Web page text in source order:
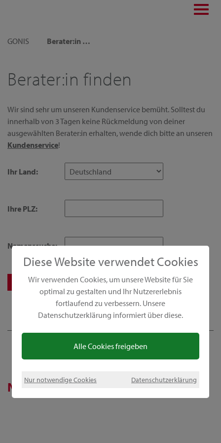
Diese Website verwendet Cookies
Wir verwenden Cookies, um unsere Website für Sie
optimal zu gestalten und Ihr Nutzererlebnis
fortlaufend zu verbessern. Unsere
Datenschutzerklärung informiert über diese.
Alle Cookies freigeben
Nur notwendige Cookies Datenschutzerklärung
GONIS
Berater:in finden
Berater:in finden
Wir sind sehr um unseren Kundenservice bemüht. Solltest du
innerhalb von 3 Tagen keine Rückmeldung von deiner
ausgewählten Berater:in erhalten, wende dich bitte an unseren
Kundenservice!
Ihr Land:
Ihre PLZ:
Namenssuche:
News